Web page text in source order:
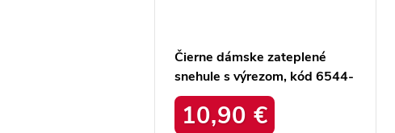
Čierne dámske zateplené
snehule s výrezom, kód 6544-
21
10,90 €